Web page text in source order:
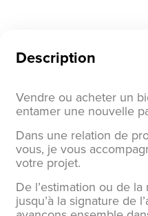
Description
Vendre ou acheter un
entamer une nouvelle
Dans une relation de
vous, je vous
votre projet.
De l’estimation ou de
jusqu’à la signature de